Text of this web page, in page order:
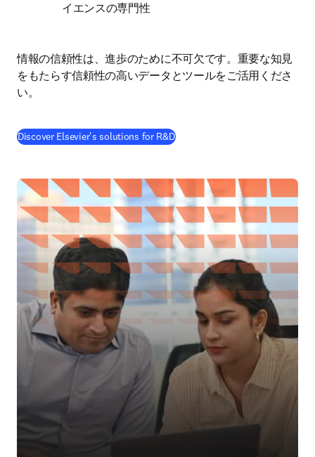
イエンスの専門性
情報の信頼性は、進歩のために不可欠です。重要な知見
をもたらす信頼性の高いデータとツールをご活用くださ
い。
Discover Elsevier's solutions for R&D